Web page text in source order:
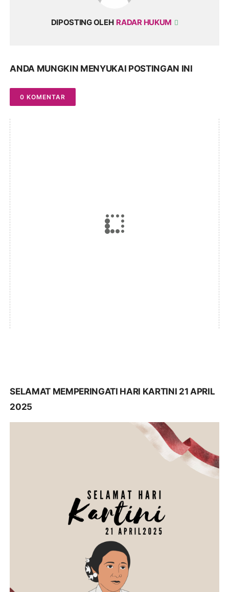
DIPOSTING OLEH RADAR HUKUM
ANDA MUNGKIN MENYUKAI POSTINGAN INI
0 KOMENTAR
SELAMAT MEMPERINGATI HARI KARTINI 21 APRIL
2025